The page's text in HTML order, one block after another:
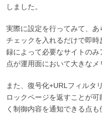
しました。
実際に設定を行ってみて、
チェックを入れるだけで即
録によって必要なサイトの
点が運用面において大きなメ
また、復号化+URLフィルタ
ロックページを返すことが
く制御内容を通知できる点も